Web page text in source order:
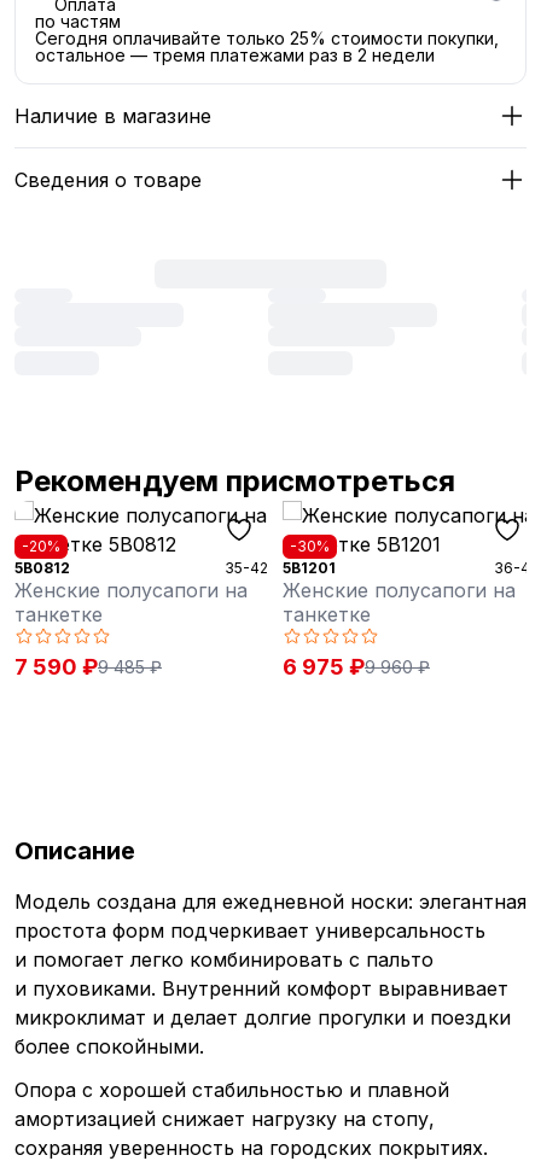
Сегодня оплачивайте только 25% стоимости покупки,
остальное — тремя платежами раз в 2 недели
Наличие в магазине
Сведения о товаре
Рекомендуем присмотреться
-20%
5B0812
35-42
Женские полусапоги на
танкетке
7 590 ₽9 485 ₽
-30%
5B1201
36-41
Женские полусапоги на
танкетке
6 975 ₽9 960 ₽
Описание
Модель создана для ежедневной носки: элегантная
простота форм подчеркивает универсальность
и помогает легко комбинировать с пальто
и пуховиками. Внутренний комфорт выравнивает
микроклимат и делает долгие прогулки и поездки
более спокойными.
Опора с хорошей стабильностью и плавной
амортизацией снижает нагрузку на стопу,
сохраняя уверенность на городских покрытиях.